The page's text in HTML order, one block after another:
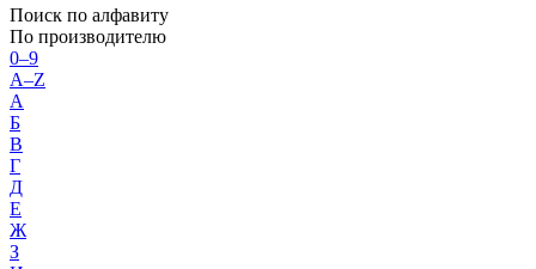
Поиск по алфавиту
По производителю
0–9
A–Z
А
Б
В
Г
Д
Е
Ж
З